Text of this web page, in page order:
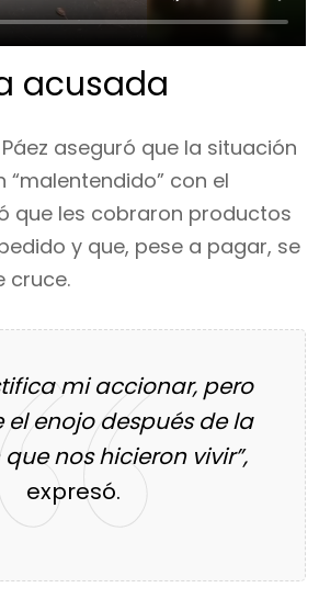
acusada
aseguró que la situación
“malentendido” con el
que les cobraron productos
y que, pese a pagar, se
cruce.
mi accionar, pero
el enojo después de la
nos hicieron vivir”,
expresó.